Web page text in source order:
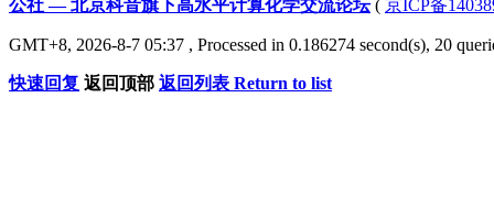
公社 — 北京科音旗下高水平计算化学交流论坛( 京ICP备
GMT+8, 2026-8-7 05:37 , Processed in 0.186274 second(s), 20
快速回复 返回顶部 返回列表 Return to list